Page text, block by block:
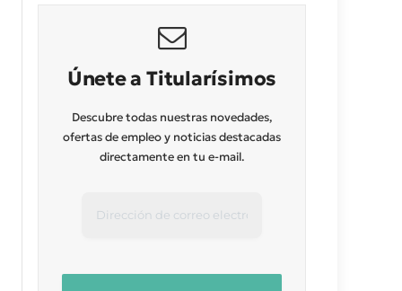
Únete a Titularísimos
Descubre todas nuestras novedades,
ofertas de empleo y noticias destacadas
directamente en tu e-mail.